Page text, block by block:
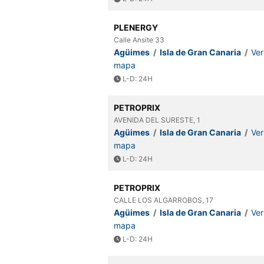
PLENERGY
Calle Ansite 33
Agüimes / Isla de Gran Canaria /
mapa
L-D: 24H
PETROPRIX
AVENIDA DEL SURESTE, 1
Agüimes / Isla de Gran Canaria /
mapa
L-D: 24H
PETROPRIX
CALLE LOS ALGARROBOS, 17
Agüimes / Isla de Gran Canaria /
mapa
L-D: 24H